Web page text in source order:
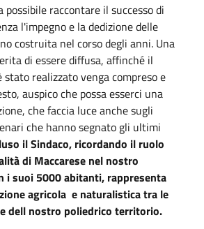
possibile raccontare il successo di
l'impegno e la dedizione delle
costruita nel corso degli anni. Una
di essere diffusa, affinché il
realizzato venga compreso e
auspico che possa esserci una
che faccia luce anche sugli
che hanno segnato gli ultimi
il Sindaco, ricordando il ruolo
di Maccarese nel nostro
i suoi 5000 abitanti, rappresenta
agricola e naturalistica tra le
dell nostro poliedrico territorio.